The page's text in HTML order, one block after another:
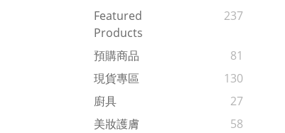
Featured
Products
237
預購商品
81
現貨專區
130
廚具
27
美妝護膚
58